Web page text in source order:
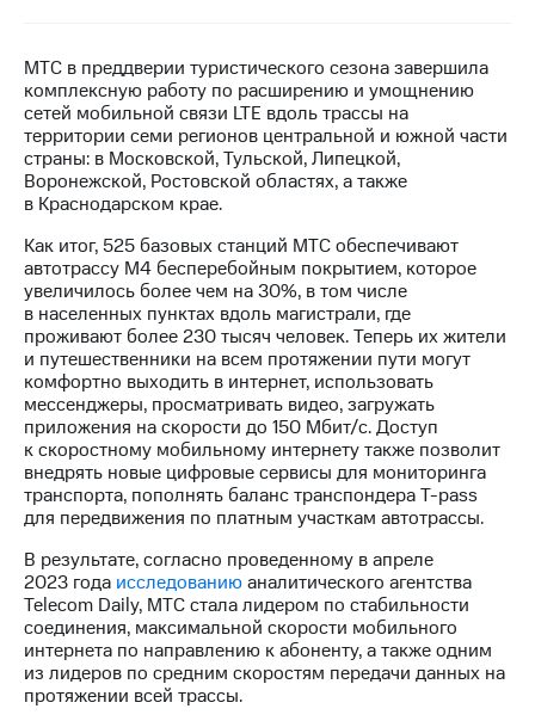
Контакты
Новости
в
регионе
и акционерам
Корпоративное
управление
Корпоративный
секретарь
Раскрытие
информации
Информация
акционерам
Документы
ПАО
"МТС"
Собрания
акционеров
Личный
кабинет
акционера
Акционерный
капитал
Контроль
МТС в преддверии туристического сезона завершила
комплексную работу по расширению и умощнению
сетей мобильной связи LTE вдоль трассы на
территории семи регионов центральной и южной части
страны: в Московской, Тульской, Липецкой,
Воронежской, Ростовской областях, а также
в Краснодарском крае.
Как итог, 525 базовых станций МТС обеспечивают
автотрассу М4 бесперебойным покрытием, которое
увеличилось более чем на 30%, в том числе
в населенных пунктах вдоль магистрали, где
проживают более 230 тысяч человек. Теперь их жители
и путешественники на всем протяжении пути могут
комфортно выходить в интернет, использовать
мессенджеры, просматривать видео, загружать
приложения на скорости до 150 Мбит/c. Доступ
к скоростному мобильному интернету также позволит
внедрять новые цифровые сервисы для мониторинга
транспорта, пополнять баланс транспондераT-pass
для передвижения по платным участкам автотрассы.
В результате, согласно проведенному в апреле
2023 года исследованиюаналитического агентства
Telecom Daily, МТС стала лидером по стабильности
соединения, максимальной скорости мобильного
интернета по направлению к абоненту, а также одним
из лидеров по средним скоростям передачи данных на
протяжении всей трассы.